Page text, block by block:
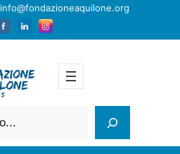
info@fondazioneaquilone.org